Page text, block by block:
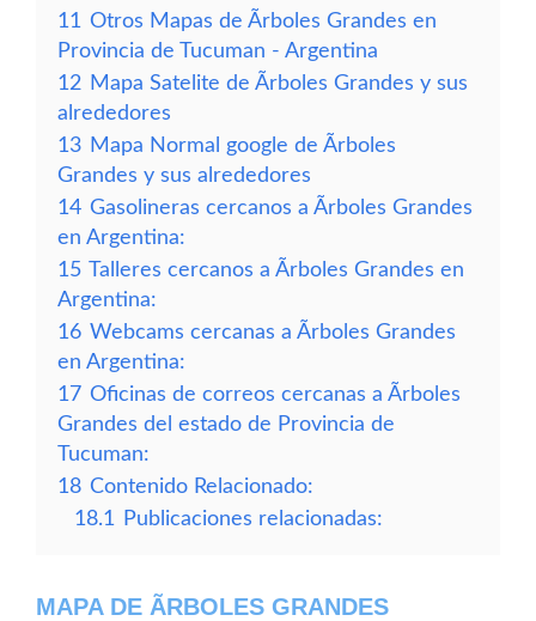
11 Otros Mapas de Ãrboles Grandes en
Provincia de Tucuman - Argentina
12 Mapa Satelite de Ãrboles Grandes y sus
alrededores
13 Mapa Normal google de Ãrboles
Grandes y sus alrededores
14 Gasolineras cercanos a Ãrboles Grandes
en Argentina:
15 Talleres cercanos a Ãrboles Grandes en
Argentina:
16 Webcams cercanas a Ãrboles Grandes
en Argentina:
17 Oficinas de correos cercanas a Ãrboles
Grandes del estado de Provincia de
Tucuman:
18 Contenido Relacionado:
18.1
Publicaciones relacionadas:
MAPA DE ÃRBOLES GRANDES